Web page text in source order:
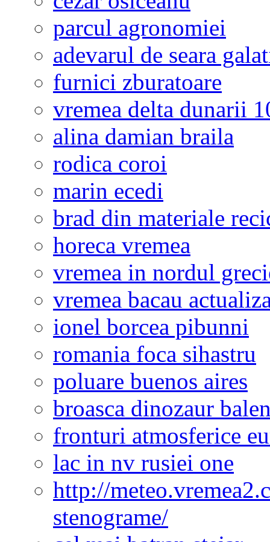
parcul agronomiei
adevarul de seara
furnici zburatoare
vremea delta dunarii
alina damian braila
rodica coroi
marin ecedi
brad din materiale
horeca vremea
vremea in nordul
vremea bacau
ionel borcea pibunni
romania foca sihastru
poluare buenos aires
broasca dinozaur
fronturi atmosferice
lac in nv rusiei one
http://
stenograme/